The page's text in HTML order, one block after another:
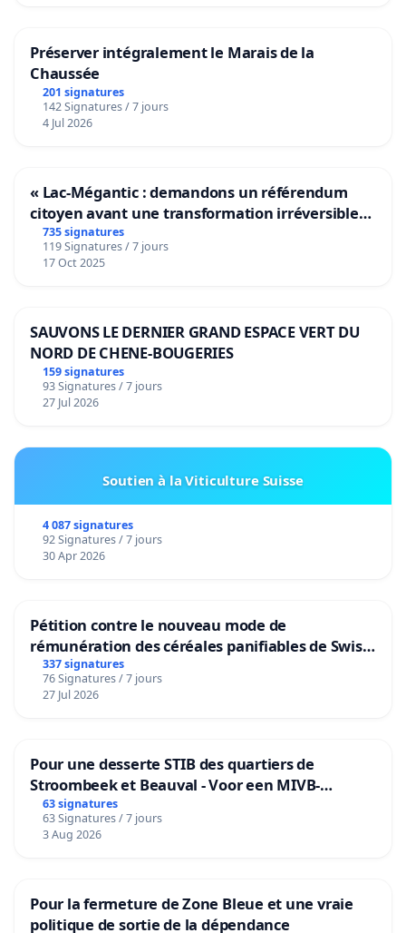
Préserver intégralement le Marais de la
Chaussée
201 signatures
142 Signatures / 7 jours
4 Jul 2026
« Lac-Mégantic : demandons un référendum
citoyen avant une transformation irréversible
de notre territoire »
735 signatures
119 Signatures / 7 jours
17 Oct 2025
SAUVONS LE DERNIER GRAND ESPACE VERT DU
NORD DE CHENE-BOUGERIES
159 signatures
93 Signatures / 7 jours
27 Jul 2026
Soutien à la Viticulture Suisse
4 087 signatures
92 Signatures / 7 jours
30 Apr 2026
Pétition contre le nouveau mode de
rémunération des céréales panifiables de Swiss
granum basé sur la teneur en protéines
337 signatures
76 Signatures / 7 jours
27 Jul 2026
Pour une desserte STIB des quartiers de
Stroombeek et Beauval - Voor een MIVB-
bediening van de wijken Strombeek en Het
Voor
63 signatures
63 Signatures / 7 jours
3 Aug 2026
Pour la fermeture de Zone Bleue et une vraie
politique de sortie de la dépendance